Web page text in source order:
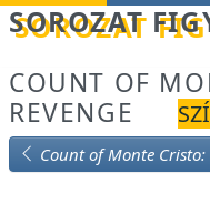
Betöltés...
SOROZAT
COUNT OF
REVENGE
Count of Monte Cristo: